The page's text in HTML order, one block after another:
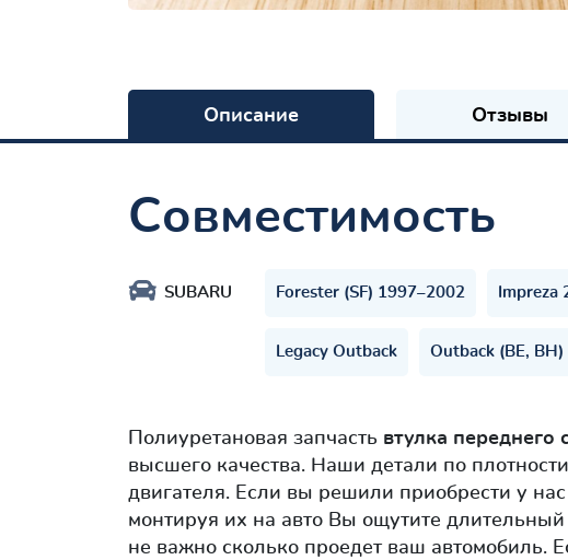
Описание Отзывы
Совместимость
SUBARU Forester (SF) 1997–2002 Impreza
Legacy Outback Outback (BE,
Полиуретановая запчасть втулка переднего
высшего качества. Наши детали по
двигателя. Если вы решили приобрести у
монтируя их на авто Вы ощутите
не важно сколько проедет ваш автомобиль.